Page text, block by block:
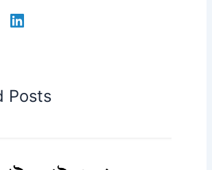
Posts